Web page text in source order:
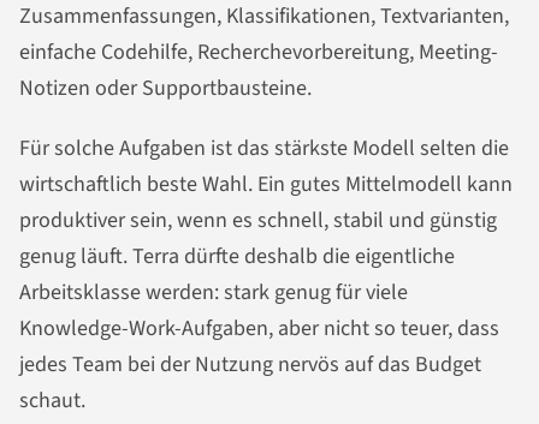
Zusammenfassungen, Klassifikationen, Textvarianten,
einfache Codehilfe, Recherchevorbereitung, Meeting-
Notizen oder Supportbausteine.
Für solche Aufgaben ist das stärkste Modell selten die
wirtschaftlich beste Wahl. Ein gutes Mittelmodell kann
produktiver sein, wenn es schnell, stabil und günstig
genug läuft. Terra dürfte deshalb die eigentliche
Arbeitsklasse werden: stark genug für viele
Knowledge-Work-Aufgaben, aber nicht so teuer, dass
jedes Team bei der Nutzung nervös auf das Budget
schaut.